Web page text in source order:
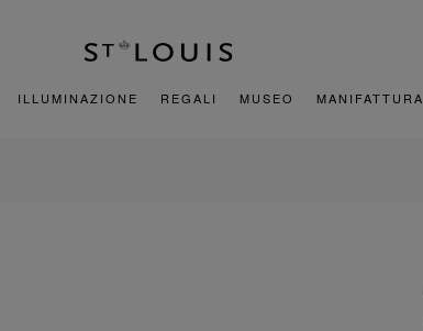
ILLUMINAZIONE REGALI MUSEO MANIFATTURA